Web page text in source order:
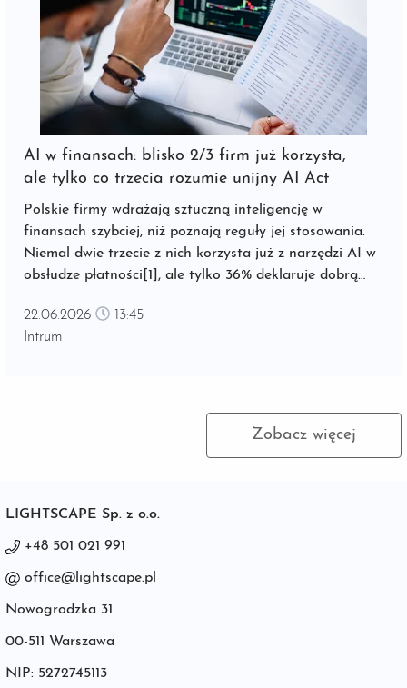
AI w finansach: blisko 2/3 firm już korzysta,
ale tylko co trzecia rozumie unijny AI Act
Polskie firmy wdrażają sztuczną inteligencję w
finansach szybciej, niż poznają reguły jej stosowania.
Niemal dwie trzecie z nich korzysta już z narzędzi AI w
obsłudze płatności[1], ale tylko 36% deklaruje dobrą
inteligencji (AI Act)[2]. ...
22.06.2026
13:45
Intrum
Zobacz więcej
LIGHTSCAPE Sp. z o.o.
+48 501 021 991
office@lightscape.pl
Nowogrodzka 31
00-511 Warszawa
NIP: 5272745113